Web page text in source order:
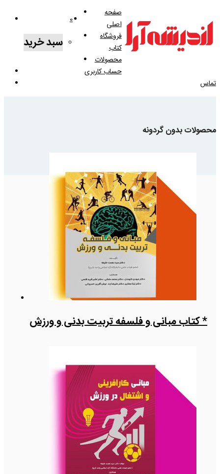
0
سبد خرید
صفحه
اصلی
فروشگاه
کتاب
محصولات
حساب کاربری
تماس
محصولات بدون گردونه
* کتاب مبانی و فلسفه تربیت بدنی و ورزش